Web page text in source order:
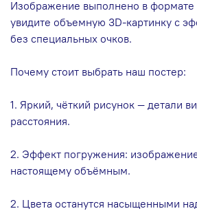
Изображение выполнено в формате
увидите объемную 3D-картинку с
без специальных очков.
Почему стоит выбрать наш постер:
1. Яркий, чёткий рисунок — детали
расстояния.
2. Эффект погружения:
настоящему объёмным.
2. Цвета останутся насыщенными